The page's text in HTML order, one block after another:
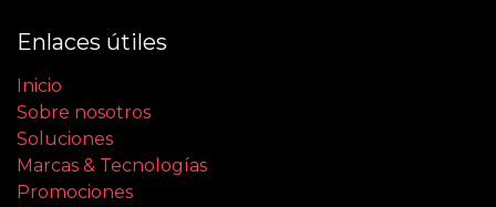
Enlaces útiles
Inicio
Sobre nosotros
Soluciones
Marcas & Tecnologías
Promociones